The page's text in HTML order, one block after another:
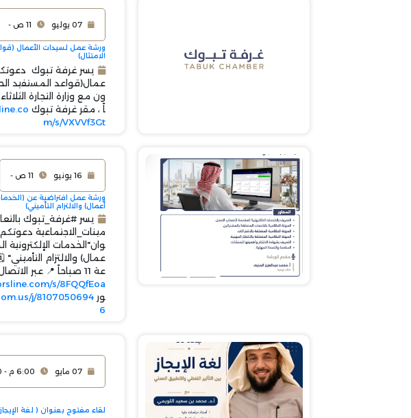
07 يوليو
ورشة عمل لسيدات الأعمال
الامتثال)
يسر غرفة تبوك
عمال(قواعد المستفيد
اً ، مقر غرفة تبوك
m/s/VXVVf3Gt
أعمال) والالتزام التأميني)
يسر #غرفة_تبوك
مينات_الاجتماعية
عة 11 صباحاً 📍 عبر الاتصال المرئي - (ZOOM) للتسجيل🔗
s/8FQQfEoa
ور ZOOM 🔗j/8107050694
6
07 مايو
لقاء مفتوح بعنوان ( لغة